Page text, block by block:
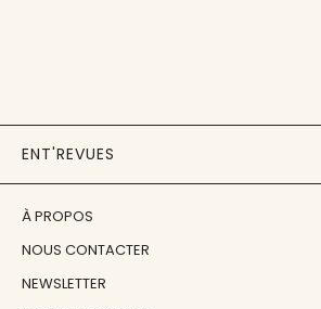
ENT'REVUES
À PROPOS
NOUS CONTACTER
NEWSLETTER